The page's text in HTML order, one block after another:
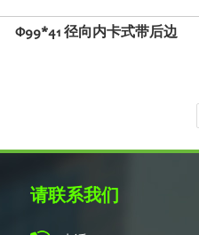
Φ99*41 径向内卡式带后边
请联系我们